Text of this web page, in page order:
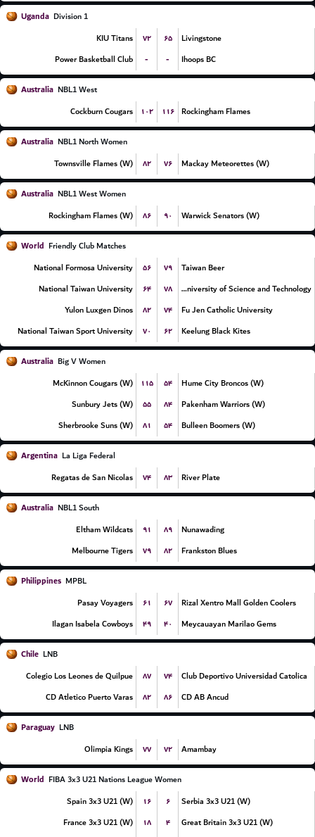
Uganda Division 1
KIU Titans
۷۲ ۶۵
Livingstone
Power Basketball Club
- - Ihoops BC
Australia NBL1 West
Cockburn Cougars
۱۰۲ ۱۱۶ Rockingham Flames
Australia NBL1 North Women
Townsville Flames (W)
۸۲ ۷۶ Mackay Meteorettes (W)
Australia NBL1 West Women
Rockingham Flames (W)
۸۶ ۹۰ Warwick Senators (W)
World Friendly Club Matches
National Formosa University
۵۶ ۷۹
Taiwan Beer
National Taiwan University
۶۴ ۷۸
Chien Hsin University of Science and Technology
Yulon Luxgen Dinos
۸۲ ۷۴
Fu Jen Catholic University
National Taiwan Sport University
۷۰ ۶۲ Keelung Black Kites
Australia Big V Women
McKinnon Cougars (W)
۱۱۵ ۵۴
Hume City Broncos (W)
Sunbury Jets (W)
۵۵ ۸۴
Pakenham Warriors (W)
Sherbrooke Suns (W)
۸۱ ۵۴ Bulleen Boomers (W)
Argentina La Liga Federal
Regatas de San Nicolas
۷۴ ۸۳ River Plate
Australia NBL1 South
Eltham Wildcats
۹۱ ۸۹
Nunawading
Melbourne Tigers
۷۹ ۸۲ Frankston Blues
Philippines MPBL
Pasay Voyagers
۶۱ ۶۷
Rizal Xentro Mall Golden Coolers
Ilagan Isabela Cowboys
۴۹ ۴۰ Meycauayan Marilao Gems
Chile LNB
Colegio Los Leones de Quilpue
۸۷ ۷۴
Club Deportivo Universidad Catolica
CD Atletico Puerto Varas
۸۲ ۸۶ CD AB Ancud
Paraguay LNB
Olimpia Kings
۷۷ ۷۲ Amambay
World FIBA 3x3 U21 Nations League Women
Spain 3x3 U21 (W)
۱۶ ۶
Serbia 3x3 U21 (W)
France 3x3 U21 (W)
۱۸ ۴ Great Britain 3x3 U21 (W)